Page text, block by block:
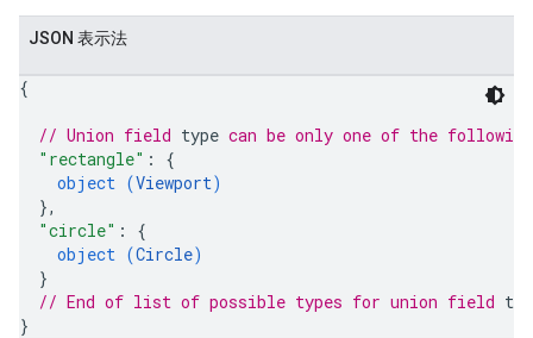
JSON 表示法
{
// Union field type can be only one of the
"rectangle" : {
object (Viewport)
},
"circle" : {
object (Circle)
}
// End of list of possible types for union field
}